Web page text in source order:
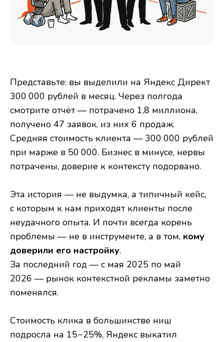
Представьте: вы выделили на Яндекс Директ
300 000 рублей в месяц. Через полгода
смотрите отчёт — потрачено 1,8 миллиона,
получено 47 заявок, из них 6 продаж.
Средняя стоимость клиента — 300 000 рублей
при марже в 50 000. Бизнес в минусе, нервы
потрачены, доверие к контексту подорвано.
Эта история — не выдумка, а типичный кейс,
с которым к нам приходят клиенты после
неудачного опыта. И почти всегда корень
проблемы — не в инструменте, а в том, кому
доверили его настройку.
За последний год — с мая 2025 по май
2026 — рынок контекстной рекламы заметно
поменялся.
Стоимость клика в большинстве ниш
подросла на 15−25%, Яндекс выкатил